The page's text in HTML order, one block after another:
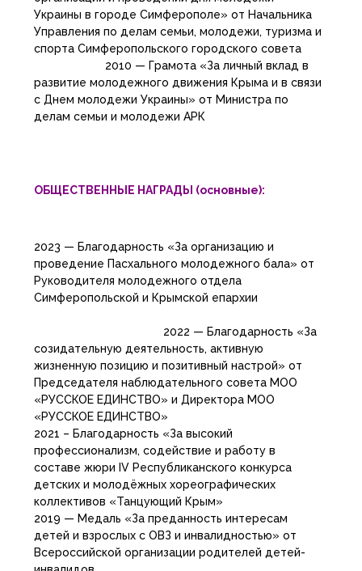
Украины в городе Симферополе» от Начальника
Управления по делам семьи, молодежи, туризма и
спорта Симферопольского городского совета
2010 — Грамота «За личный вклад в
развитие молодежного движения Крыма и в связи
с Днем молодежи Украины» от Министра по
делам семьи и молодежи АРК
ОБЩЕСТВЕННЫЕ НАГРАДЫ (основные):
2023 — Благодарность «За организацию и
проведение Пасхального молодежного бала» от
Руководителя молодежного отдела
Симферопольской и Крымской епархии
2022 — Благодарность «За
созидательную деятельность, активную
жизненную позицию и позитивный настрой» от
Председателя наблюдательного совета МОО
«РУССКОЕ ЕДИНСТВО» и Директора МОО
«РУССКОЕ ЕДИНСТВО»
2021 – Благодарность «За высокий
профессионализм, содействие и работу в
составе жюри IV Республиканского конкурса
детских и молодёжных хореографических
коллективов «Танцующий Крым»
2019 — Медаль «За преданность интересам
детей и взрослых с ОВЗ и инвалидностью» от
Всероссийской организации родителей детей-